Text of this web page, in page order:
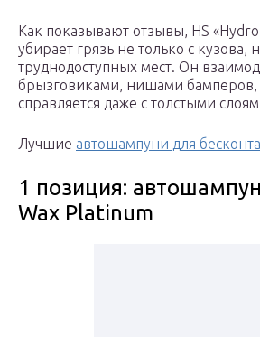
Как показывают отзывы, HS
убирает грязь не только с кузова,
труднодоступных мест. Он
брызговиками, нишами бамперов,
справляется даже с толстыми
Лучшие автошампуни для
1 позиция:
Wax Platinum